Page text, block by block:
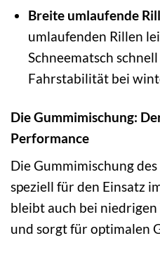
Breite umlaufende
umlaufenden Rillen
Schneematsch
Fahrstabilität bei
Die Gummimischung:
Performance
Die Gummimischung
speziell für den Einsatz
bleibt auch bei
und sorgt für optimalen